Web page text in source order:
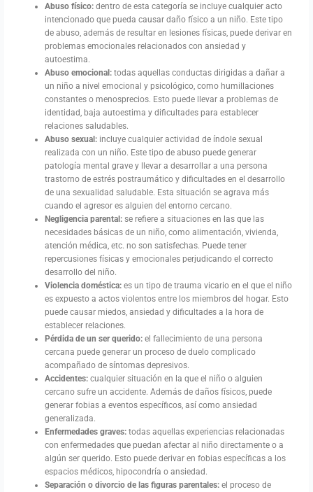
Abuso físico: dentro de esta categoría se incluye cualquier acto
intencionado que pueda causar daño físico a un niño. Este tipo
de abuso, además de resultar en lesiones físicas, puede derivar en
problemas emocionales relacionados con ansiedad y
autoestima.
Abuso emocional:todas aquellas conductas dirigidas a dañar a
un niño a nivel emocional y psicológico, como humillaciones
constantes o menosprecios. Esto puede llevar a problemas de
identidad, baja autoestima y dificultades para establecer
relaciones saludables.
Abuso sexual: incluye cualquier actividad de índole sexual
realizada con un niño. Este tipo de abuso puede generar
patología mental grave y llevar a desarrollar a una persona
trastorno de estrés postraumático y dificultades en el desarrollo
de una sexualidad saludable. Esta situación se agrava más
cuando el agresor es alguien del entorno cercano.
Negligencia parental:se refiere a situaciones en las que las
necesidades básicas de un niño, como alimentación, vivienda,
atención médica, etc. no son satisfechas. Puede tener
repercusiones físicas y emocionales perjudicando el correcto
desarrollo del niño.
Violencia doméstica:es un tipo de trauma vicario en el que el niño
es expuesto a actos violentos entre los miembros del hogar. Esto
puede causar miedos, ansiedad y dificultades a la hora de
establecer relaciones.
Pérdida de un ser querido:el fallecimiento de una persona
cercana puede generar un proceso de duelo complicado
acompañado de síntomas depresivos.
Accidentes:cualquier situación en la que el niño o alguien
cercano sufre un accidente. Además de daños físicos, puede
generar fobias a eventos específicos, así como ansiedad
generalizada.
Enfermedades graves:todas aquellas experiencias relacionadas
con enfermedades que puedan afectar al niño directamente o a
algún ser querido. Esto puede derivar en fobias específicas a los
espacios médicos, hipocondría o ansiedad.
Separación o divorcio de las figuras parentales:el proceso de